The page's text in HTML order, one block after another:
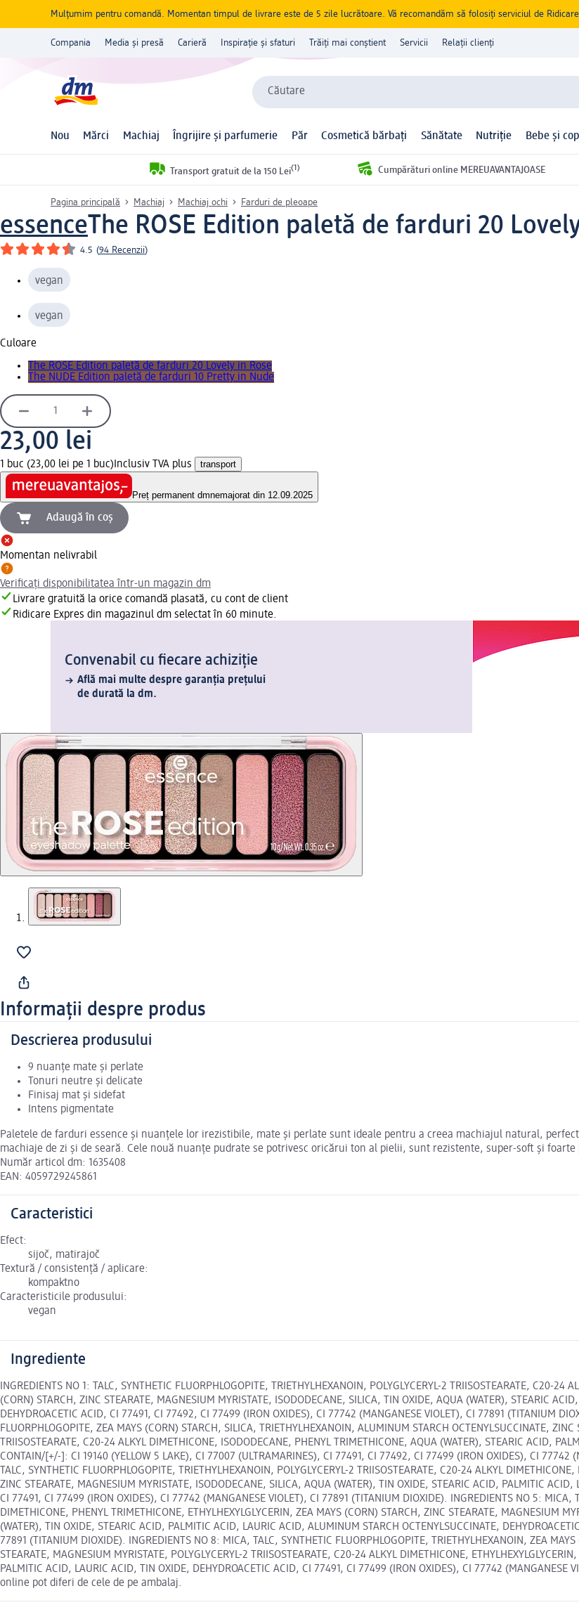
Mulțumim pentru comandă. Momentan timpul de livrare este de 5 zile lucrătoare. Vă recomandăm să folosiți serviciul de
Compania Media și presă Carieră Inspirație și sfaturi Trăiți mai conștient Servicii Relații clienți
Căutare
Nou Mărci Machiaj Îngrijire și parfumerie Păr Cosmetică bărbați Sănătate Nutriție Bebe și
Transport gratuit de la 150 Lei(1) Cumpărături online MEREUAVANTAJOASE
Pagina principală Machiaj Machiaj ochi Farduri de pleoape
essenceThe ROSE Edition paletă de farduri 20
4.5 (94 Recenzii)
vegan
vegan
Culoare
The ROSE Edition paletă de farduri 20 Lovely in Rose
The NUDE Edition paletă de farduri 10 Pretty in Nude
23,00 lei
1 buc (23,00 lei pe 1 buc) Inclusiv TVA plus transport
Preț permanent dmnemajorat din 12.09.2025
Adaugă în coș
Momentan nelivrabil
Verificați disponibilitatea într-un magazin dm
Livrare gratuită la orice comandă plasată, cu cont de client
Ridicare Expres din magazinul dm selectat în 60 minute.
Convenabil cu fiecare achiziție
Află mai multe despre garanția prețului
de durată la dm.
Informații despre produs
Descrierea produsului
9 nuanțe mate și perlate
Tonuri neutre și delicate
Finisaj mat și sidefat
Intens pigmentate
Paletele de farduri essence și nuanțele lor irezistibile, mate și perlate sunt ideale pentru a creea machiajul natural,
machiaje de zi și de seară. Cele nouă nuanțe pudrate se potrivesc oricărui ton al pielii, sunt rezistente, super-soft și foarte
Număr articol dm: 1635408
EAN: 4059729245861
Caracteristici
Efect:
sijoč, matirajoč
Textură / consistență / aplicare:
kompaktno
Caracteristicile produsului:
vegan
Ingrediente
INGREDIENTS NO 1: TALC, SYNTHETIC FLUORPHLOGOPITE, TRIETHYLHEXANOIN, POLYGLYCERYL-2 TRIISOSTEARATE, C20-24
(CORN) STARCH, ZINC STEARATE, MAGNESIUM MYRISTATE, ISODODECANE, SILICA, TIN OXIDE, AQUA (WATER), STEARIC
DEHYDROACETIC ACID, CI 77491, CI 77492, CI 77499 (IRON OXIDES), CI 77742 (MANGANESE VIOLET), CI 77891 (TITANIUM
FLUORPHLOGOPITE, ZEA MAYS (CORN) STARCH, SILICA, TRIETHYLHEXANOIN, ALUMINUM STARCH OCTENYLSUCCINATE, ZINC
TRIISOSTEARATE, C20-24 ALKYL DIMETHICONE, ISODODECANE, PHENYL TRIMETHICONE, AQUA (WATER), STEARIC ACID,
CONTAIN/[+/-]: CI 19140 (YELLOW 5 LAKE), CI 77007 (ULTRAMARINES), CI 77491, CI 77492, CI 77499 (IRON OXIDES), CI 77742
TALC, SYNTHETIC FLUORPHLOGOPITE, TRIETHYLHEXANOIN, POLYGLYCERYL-2 TRIISOSTEARATE, C20-24 ALKYL
ZINC STEARATE, MAGNESIUM MYRISTATE, ISODODECANE, SILICA, AQUA (WATER), TIN OXIDE, STEARIC ACID, PALMITIC
CI 77491, CI 77499 (IRON OXIDES), CI 77742 (MANGANESE VIOLET), CI 77891 (TITANIUM DIOXIDE). INGREDIENTS NO 5: MICA,
DIMETHICONE, PHENYL TRIMETHICONE, ETHYLHEXYLGLYCERIN, ZEA MAYS (CORN) STARCH, ZINC STEARATE, MAGNESIUM
(WATER), TIN OXIDE, STEARIC ACID, PALMITIC ACID, LAURIC ACID, ALUMINUM STARCH OCTENYLSUCCINATE,
77891 (TITANIUM DIOXIDE). INGREDIENTS NO 8: MICA, TALC, SYNTHETIC FLUORPHLOGOPITE, TRIETHYLHEXANOIN, ZEA
STEARATE, MAGNESIUM MYRISTATE, POLYGLYCERYL-2 TRIISOSTEARATE, C20-24 ALKYL DIMETHICONE,
PALMITIC ACID, LAURIC ACID, TIN OXIDE, DEHYDROACETIC ACID, CI 77491, CI 77499 (IRON OXIDES), CI 77742
online pot diferi de cele de pe ambalaj.